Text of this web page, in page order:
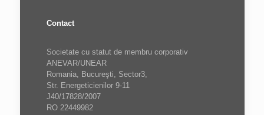
Contact
Societate cu statut de membru corporativ
ANEVAR/UNEAR
Romania, Bucureşti, Sector3,
Str. Energeticienilor 9-11
J40/17828/2007
RO 22449982